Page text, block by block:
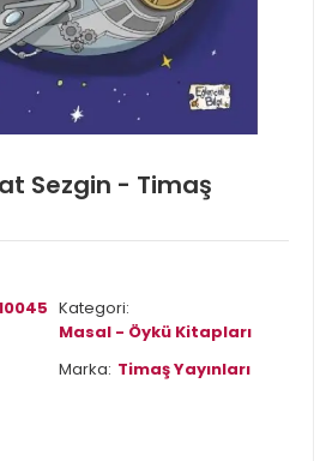
Sezgin - Timaş
Kategori:
Masal - Öykü Kitapları
Marka: Timaş Yayınları